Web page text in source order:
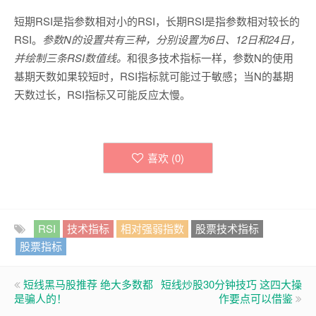
短期RSI是指参数相对小的RSI，长期RSI是指参数相对较长的
RSI。 参数N的设置共有三种，分别设置为6日、12日和24日，
并绘制三条RSI数值线。 和很多技术指标一样，参数N的使用
基期天数如果较短时，RSI指标就可能过于敏感；当N的基期
天数过长，RSI指标又可能反应太慢。
喜欢 (0)
RSI 技术指标 相对强弱指数
股票技术指标
股票指标
短线黑马股推荐 绝大多数都
是骗人的！
短线炒股30分钟技巧 这四大操
作要点可以借鉴